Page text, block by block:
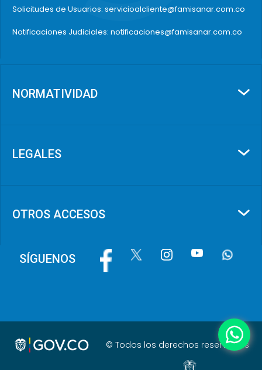
Solicitudes de Usuarios: servicioalcliente@famisanar.com.co
Notificaciones Judiciales: notificaciones@famisanar.com.co
NORMATIVIDAD
LEGALES
OTROS ACCESOS
SÍGUENOS Image Image Image Image Image
© Todos los derechos reservados